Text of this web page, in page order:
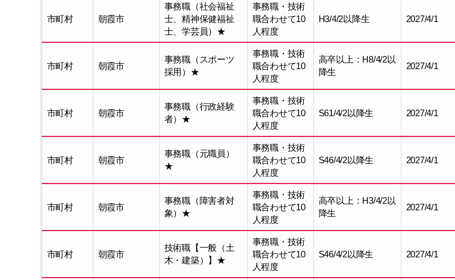
市町村 朝霞市
事務職（社会福祉
士、精神保健福祉
士、学芸員）★
事務職・技術
職合わせて10
人程度
H3/4/2以降生 2027/4/1
市町村 朝霞市
事務職（スポーツ
採用）★
事務職・技術
職合わせて10
人程度
高卒以上：H8/4/2以
降生
2027/4/1
市町村 朝霞市
事務職（行政経験
者）★
事務職・技術
職合わせて10
人程度
S61/4/2以降生 2027/4/1
市町村 朝霞市
事務職（元職員）
★
事務職・技術
職合わせて10
人程度
S46/4/2以降生 2027/4/1
市町村 朝霞市
事務職（障害者対
象）★
事務職・技術
職合わせて10
人程度
高卒以上：H3/4/2以
降生
2027/4/1
市町村 朝霞市
技術職【一般（土
木・建築）】★
事務職・技術
職合わせて10
人程度
S46/4/2以降生 2027/4/1